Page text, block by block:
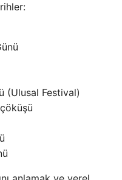
(Ulusal Festival)